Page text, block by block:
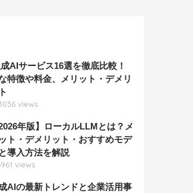
AIサービス16選を徹底比較！
特徴や料金、メリット・デメリ
views
2026年版】ローカルLLMとは？メ
ト・デメリット・おすすめモデ
導入方法を解説
views
AIの最新トレンドと企業活用事